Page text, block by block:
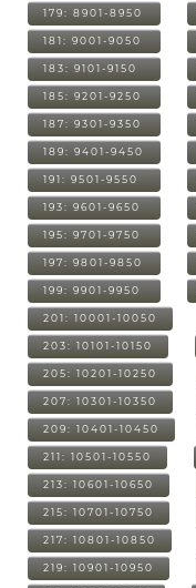
179: 8901-8950
181: 9001-9050
183: 9101-9150
185: 9201-9250
187: 9301-9350
189: 9401-9450
191: 9501-9550
193: 9601-9650
195: 9701-9750
197: 9801-9850
199: 9901-9950
201: 10001-10050
203: 10101-10150
205: 10201-10250
207: 10301-10350
209: 10401-10450
211: 10501-10550
213: 10601-10650
215: 10701-10750
217: 10801-10850
219: 10901-10950